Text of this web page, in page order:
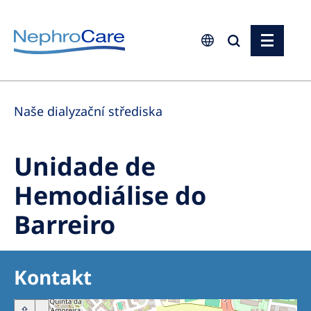
Europe
Czech Republic
Germany
Israel
Italy
Poland
Portugal
Naše dialyzační střediska
Unidade de
Hemodiálise do
Barreiro
Kontakt